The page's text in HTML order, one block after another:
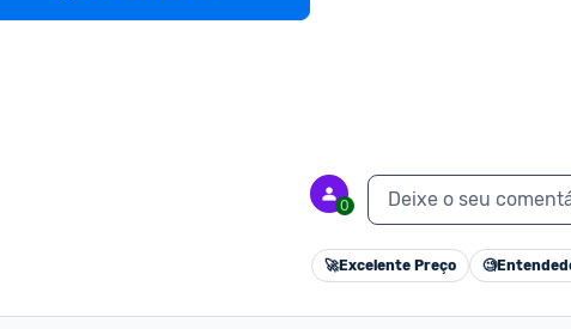
0 Deixe o seu
🚀Excelente Preço 🧐